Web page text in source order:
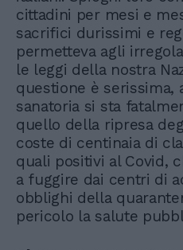
cittadini per mesi e
sacrifici durissimi e
permetteva agli
le leggi della nostra
questione è serissima,
sanatoria si sta
quello della ripresa
coste di centinaia di
quali positivi al Covid,
a fuggire dai centri di
obblighi della
pericolo la salute